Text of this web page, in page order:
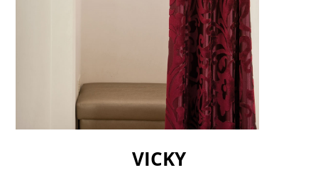
LAMBERT & FILS
ROGER PRADIER
PORSCHE
CATELLANI & SMITH
VIABIZZUNO
TOBIAS GRAU
GROK
VICKY